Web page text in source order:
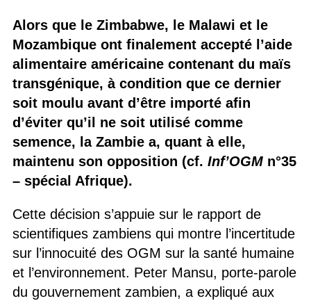
Alors que le Zimbabwe, le Malawi et le
Mozambique ont finalement accepté l’aide
alimentaire américaine contenant du maïs
transgénique, à condition que ce dernier
soit moulu avant d’être importé afin
d’éviter qu’il ne soit utilisé comme
semence, la Zambie a, quant à elle,
maintenu son opposition (cf. Inf’OGMn°35
– spécial Afrique).
Cette décision s’appuie sur le rapport de
scientifiques zambiens qui montre l’incertitude
sur l’innocuité des OGM sur la santé humaine
et l’environnement. Peter Mansu, porte-parole
du gouvernement zambien, a expliqué aux